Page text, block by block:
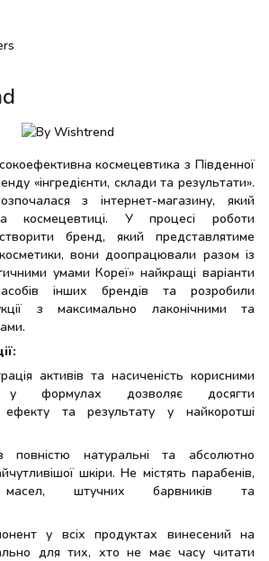
космецевтика з Південної
«інгредієнти, склади та результати».
з інтернет-магазину, який
на космецевтиці. У процесі роботи
бренд, який представлятиме
вони доопрацювали разом із
умами Кореї» найкращі варіанти
інших брендів та розробили
з максимально лаконічними та
активів та насиченість корисними
у формулах дозволяє досягти
ефекту та результату у найкоротші
повністю натуральні та абсолютно
шкіри. Не містять парабенів,
масел, штучних барвників та
у всіх продуктах винесений на
для тих, хто не має часу читати